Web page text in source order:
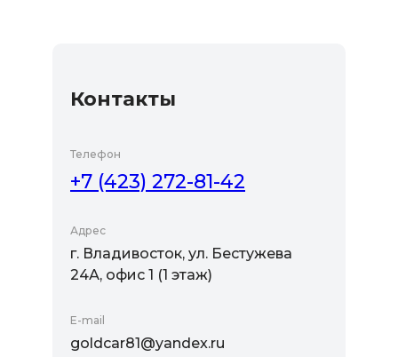
Контакты
Телефон
E-mail
Адрес
+7 (423) 272-81-42
г. Владивосток, ул. Бестужева
24А, офис 1 (1 этаж)
goldcar81@yandex.ru